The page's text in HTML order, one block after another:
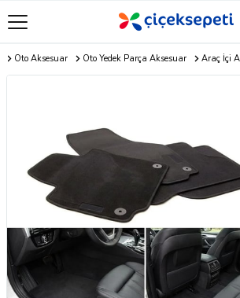
Oto Aksesuar Oto Yedek Parça Aksesuar Araç İçi